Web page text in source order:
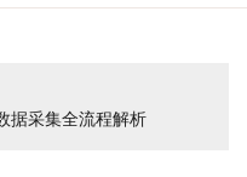
据采集全流程解析